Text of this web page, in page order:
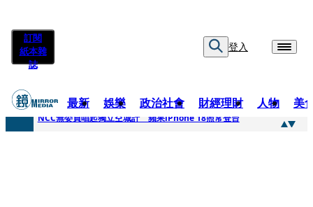
訂閱
紙本雜
誌
登入
最新 娛樂 政治社會 財經理財 人物 美
快訊
NCC無委員唱起獨立空城計 蘋果iPhone 18照常登台